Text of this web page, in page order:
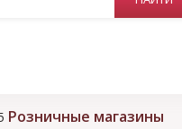
Розничные магазины